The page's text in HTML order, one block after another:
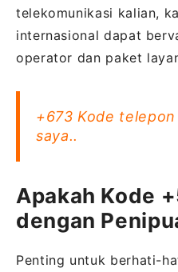
telekomunikasi kalian,
internasional dapat
operator dan paket
+673 Kode
saya..
Apakah Kode
dengan
Penting untuk berhati-